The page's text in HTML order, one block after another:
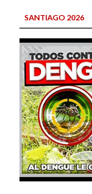
SANTIAGO 2026